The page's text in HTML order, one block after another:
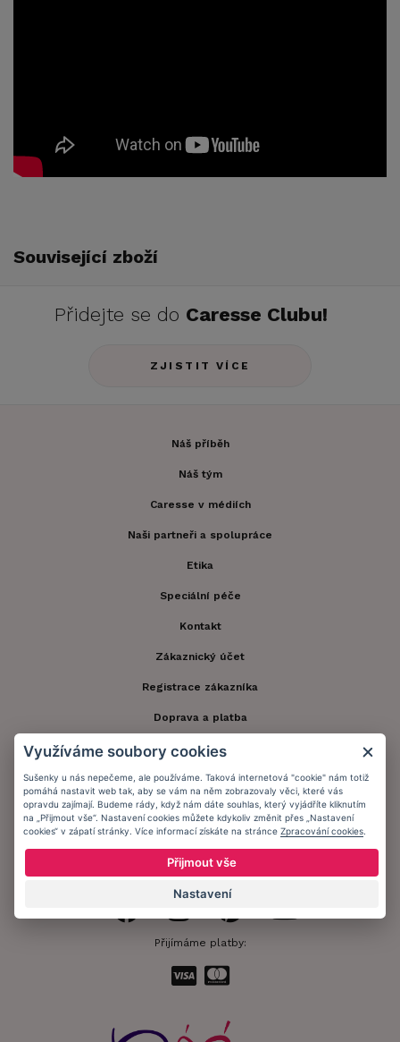
Související zboží
Přidejte se do Caresse Clubu!
ZJISTIT VÍCE
Náš příběh
Náš tým
Caresse v médiích
Naši partneři a spolupráce
Etika
Speciální péče
Kontakt
Zákaznický účet
Registrace zákazníka
Doprava a platba
Obchodní podmínky
Ochrana osobních údajů
Informační memorandum
Zůstaňte s námi v kontaktu.
Přijímáme platby:
Využíváme soubory cookies
Sušenky u nás nepečeme, ale používáme. Taková internetová "cookie" nám totiž
pomáhá nastavit web tak, aby se vám na něm zobrazovaly věci, které vás
opravdu zajímají. Budeme rády, když nám dáte souhlas, který vyjádříte kliknutím
na „Přijmout vše“. Nastavení cookies můžete kdykoliv změnit přes „Nastavení
cookies“ v zápatí stránky. Více informací získáte na stránce Zpracování cookies
Přijmout vše
Nastavení